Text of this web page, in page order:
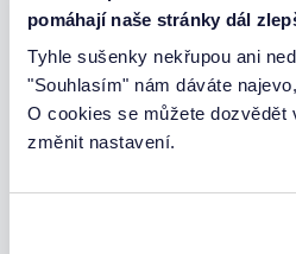
pomáhají naše stránky dál
Tyhle sušenky nekřupou ani
"Souhlasím" nám dáváte
O cookies se můžete dozvědět
změnit nastavení.
dem
9. Potkáme se za hodinu.
Stunde.